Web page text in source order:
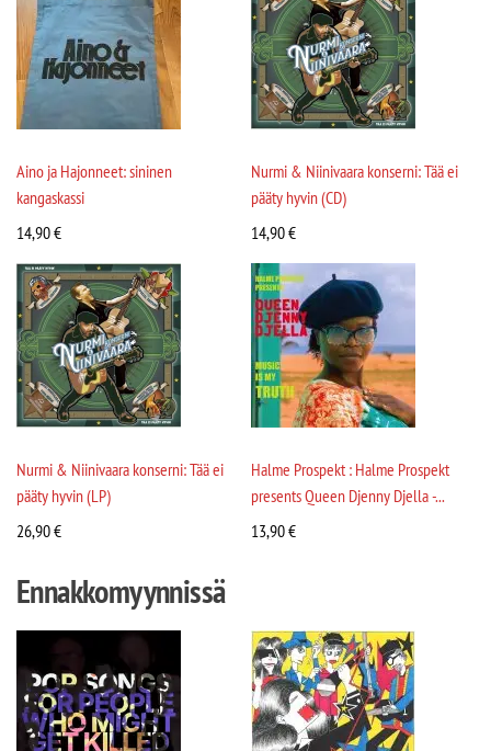
Aino ja Hajonneet: sininen
kangaskassi
14,90€
Nurmi & Niinivaara konserni: Tää ei
pääty hyvin (CD)
14,90€
Nurmi & Niinivaara konserni: Tää ei
pääty hyvin (LP)
26,90€
Halme Prospekt : Halme Prospekt
presents Queen Djenny Djella -...
13,90€
Ennakkomyynnissä